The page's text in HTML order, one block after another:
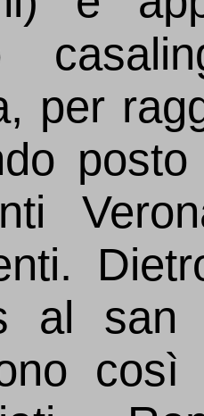
per
al